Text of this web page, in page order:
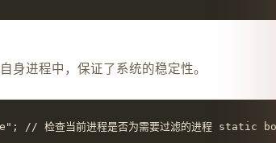
进程中，保证了系统的稳定性。
检查当前进程是否为需要过滤的进程